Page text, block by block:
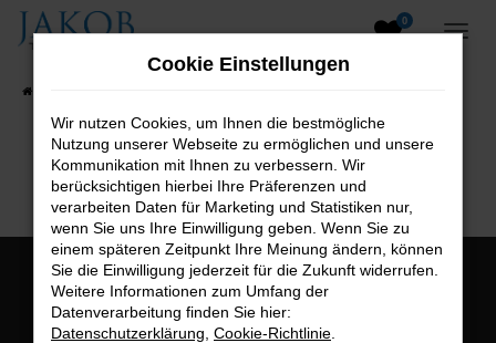
Zum
0
B2B-Shop
Öffnungszeiten:
Montag bis Freitag:
Cookie Einstellungen
Wir nutzen Cookies, um Ihnen die bestmögliche
Nutzung unserer Webseite zu ermöglichen und unsere
Kommunikation mit Ihnen zu verbessern. Wir
berücksichtigen hierbei Ihre Präferenzen und
verarbeiten Daten für Marketing und Statistiken nur,
wenn Sie uns Ihre Einwilligung geben. Wenn Sie zu
einem späteren Zeitpunkt Ihre Meinung ändern, können
Sie die Einwilligung jederzeit für die Zukunft widerrufen.
Weitere Informationen zum Umfang der
Datenverarbeitung finden Sie hier:
Datenschutzerklärung Cookie-Richtlinie